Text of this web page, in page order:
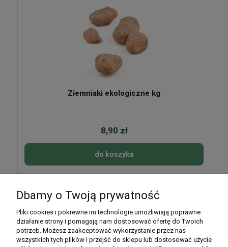
Ziemniaki ekologiczne kg
8,90 zł
do koszyka
Moje konto
Dbamy o Twoją prywatność
Pliki cookies i pokrewne im technologie umożliwiają poprawne
działanie strony i pomagają nam dostosować ofertę do Twoich
potrzeb. Możesz zaakceptować wykorzystanie przez nas
wszystkich tych plików i przejść do sklepu lub dostosować użycie